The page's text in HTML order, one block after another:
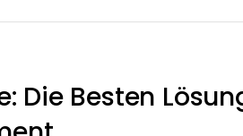
Die Besten